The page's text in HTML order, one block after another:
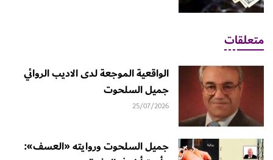
متعلقات
الواقعية الموجعة لدى الاديب الروائي
جميل السلحوت
25/07/2026
جميل السلحوت وروايته «العسف»: